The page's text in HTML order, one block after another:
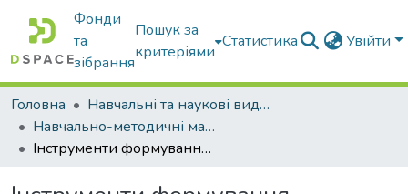
Фонди
та
зібрання
Пошук за
критеріями
Статистика Увійти
Головна
Навчальні та наукові видання
Навчально-методичні матеріали
Інструменти формування пропозиції при виробництві європейського вугра для збалансованого розвитку сільських територій